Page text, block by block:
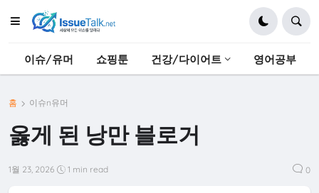
이슈/유머 쇼핑툰 건강/다이어트 영어공부
홈 이슈n유머
옳게 된 낭만 블로거
1월 23, 2026 1 min read 0